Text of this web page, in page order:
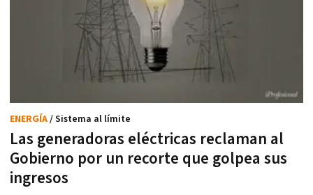
Las generadoras eléctricas reclaman al
Gobierno por un recorte que golpea sus
ingresos
ENERGÍA/ Sistema al límite